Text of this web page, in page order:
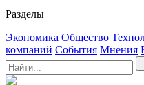
Разделы
Экономика Общество
компаний События Мнения